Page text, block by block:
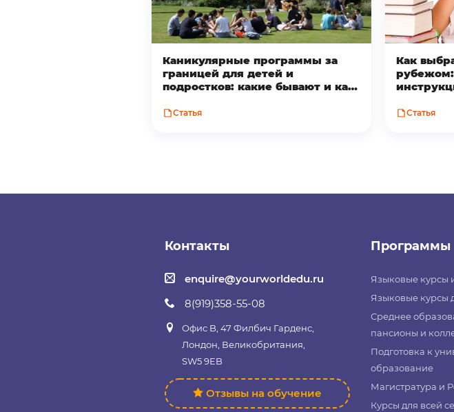
Каникулярные программы за
границей для детей и
подростков: какие бывают и как
Статья
Как
рубежом:
Статья
Контакты
enquire@yourworldedu.ru
8(919)358-55-08
Офис B, 47 Филбич Гарденс,
Лондон, Великобритания,
SW5 9EB
Отзывы на обучение
Программы
Языковые курсы
Языковые курсы
Среднее
пансионы и
Подготовка к
образование
Магистратура и
Курсы для всей